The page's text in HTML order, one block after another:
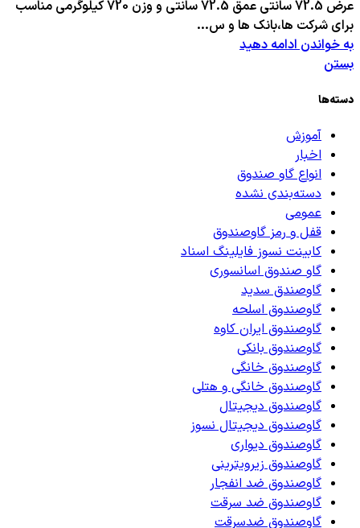
عرض 72.5 سانتی عمق 72.5 سانتی و وزن 720 کیلوگرمی مناسب
برای شرکت ها،بانک ها و س...
به خواندن ادامه دهید
بستن
دسته‌ها
آموزش
اخبار
انواع گاو صندوق
دسته‌بندی نشده
عمومی
قفل و رمز گاوصندوق
کابینت نسوز فایلینگ اسناد
گاو صندوق اسانسوری
گاوصندق سدید
گاوصندوق اسلحه
گاوصندوق ایران کاوه
گاوصندوق بانکی
گاوصندوق خانگی
گاوصندوق خانگی و هتلی
گاوصندوق دیجیتال
گاوصندوق دیجیتال نسوز
گاوصندوق دیواری
گاوصندوق زیرویترینی
گاوصندوق ضد انفجار
گاوصندوق ضد سرقت
گاوصندوق ضدسرقت